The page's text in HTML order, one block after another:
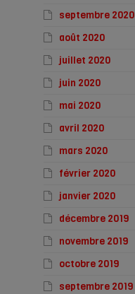
septembre 2020
août 2020
juillet 2020
juin 2020
mai 2020
avril 2020
mars 2020
février 2020
janvier 2020
décembre 2019
novembre 2019
octobre 2019
septembre 2019